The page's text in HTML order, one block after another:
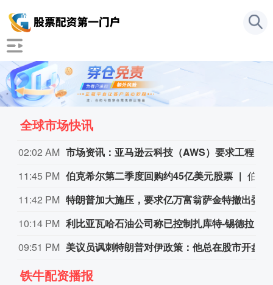
全球市场快讯
02:02 AM 市场资讯：亚马逊云科技（AWS）要求工程师减少CPU资源浪费，算力需求激增造成EC2算力资源紧张。部分工程师申请服务器，过去数小时即可到位，如今需要等待数日。
11:45 PM 伯克希尔第二季度回购约45亿美元股票
11:42 PM
10:14 PM
利比亚瓦哈石油公司称已控制扎库特-锡德拉管道的泄漏，经修复后已恢复运营。
09:51 PM
铁牛配资播报